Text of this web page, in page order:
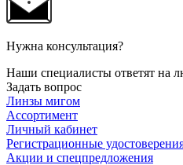
Нужна консультация?
Наши специалисты ответят на
Задать вопрос
Линзы мигом
Ассортимент
Личный кабинет
Регистрационные
Акции и спецпредложения